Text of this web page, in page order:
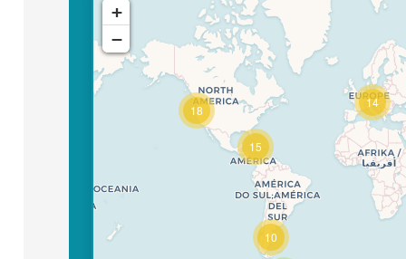
Travelers' Map is loading...
If you see this after your page is
loaded completely, leafletJS files
are missing.
10
15
18
14
+
−